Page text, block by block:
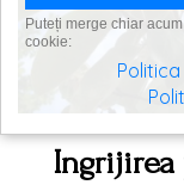
Puteți merge chiar
cookie: